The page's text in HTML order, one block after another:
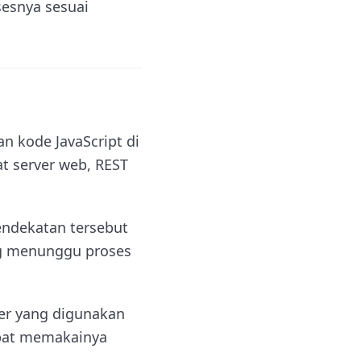
sesuai
kode JavaScript di
web, REST
tersebut
proses
yang digunakan
memakainya